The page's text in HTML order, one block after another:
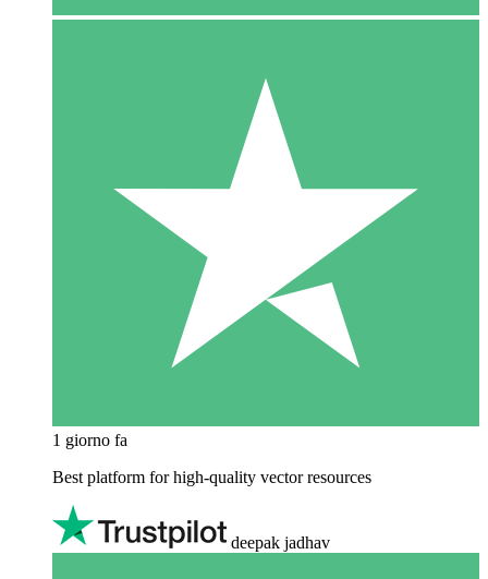
1 giorno fa
Best platform for high-quality vector resources
deepak jadhav